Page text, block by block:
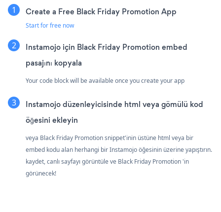
Create a Free Black Friday Promotion App
Start for free now
Instamojo için Black Friday Promotion embed
pasajını kopyala
Your code block will be available once you create your app
Instamojo düzenleyicisinde html veya gömülü kod
öğesini ekleyin
veya Black Friday Promotion snippet'inin üstüne html veya bir
embed kodu alan herhangi bir Instamojo öğesinin üzerine yapıştırın.
kaydet, canlı sayfayı görüntüle ve Black Friday Promotion 'in
görünecek!